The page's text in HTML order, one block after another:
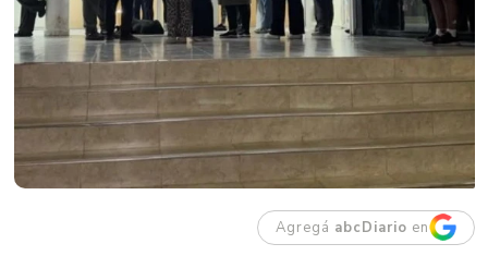
Agregá abcDiario en